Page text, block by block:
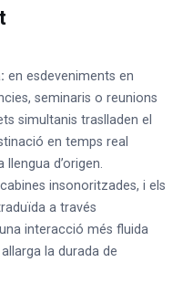
en esdeveniments en
seminaris o reunions
simultanis traslladen el
en temps real
llengua d’origen.
insonoritzades, i els
a través
interacció més fluida
la durada de